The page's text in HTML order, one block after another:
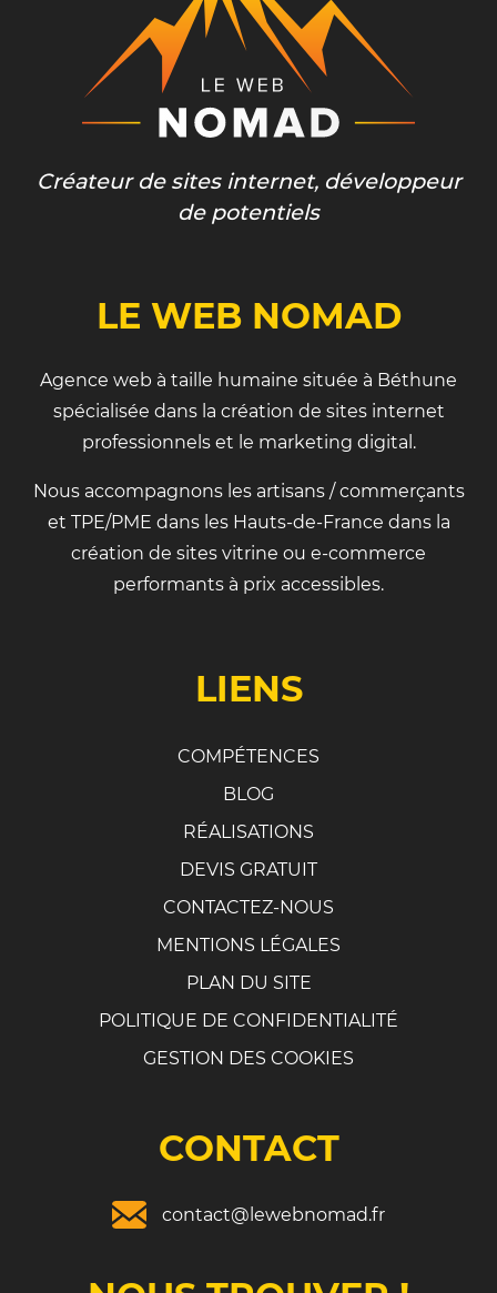
Créateur de sites internet, développeur
de potentiels
LE WEB NOMAD
Agence web à taille humaine située à Béthune
spécialisée dans la création de sites internet
professionnels et le marketing digital.
Nous accompagnons les artisans / commerçants
et TPE/PME dans les Hauts-de-France dans la
création de sites vitrine ou e-commerce
performants à prix accessibles.
LIENS
COMPÉTENCES
BLOG
RÉALISATIONS
DEVIS GRATUIT
CONTACTEZ-NOUS
MENTIONS LÉGALES
PLAN DU SITE
POLITIQUE DE CONFIDENTIALITÉ
GESTION DES COOKIES
CONTACT
contact@lewebnomad.fr